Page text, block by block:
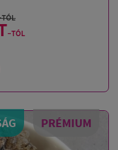
tól
-tól
PRÉMIUM